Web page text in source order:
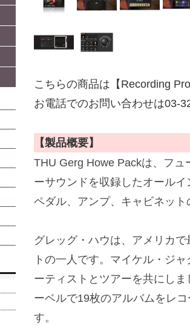
こちらの商品は【Recording
お電話でのお問い合わせは03-
【製品概要】
THU Gerg Howe Packは、フ
ーサウンドを収録したオール
ペダル、アンプ、キャビネット
グレッグ・ハウは、アメリカ
トの一人です。マイケル・ジ
ーティストとツアーを共にし
ーベルで19枚のアルバムをレ
す。